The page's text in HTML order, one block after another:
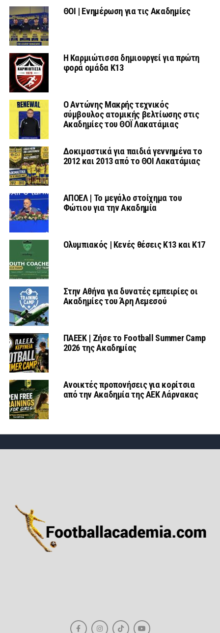
ΘΟΙ | Ενημέρωση για τις Ακαδημίες
Η Καρμιώτισσα δημιουργεί για πρώτη
φορά ομάδα Κ13
Ο Αντώνης Μακρής τεχνικός
σύμβουλος ατομικής βελτίωσης στις
Ακαδημίες του ΘΟΪ Λακατάμιας
Δοκιμαστικά για παιδιά γεννημένα το
2012 και 2013 από το ΘΟΙ Λακατάμιας
ΑΠΟΕΛ | Το μεγάλο στοίχημα του
Φώτιου για την Ακαδημία
Ολυμπιακός | Κενές θέσεις Κ13 και Κ17
Στην Αθήνα για δυνατές εμπειρίες οι
Ακαδημίες του Άρη Λεμεσού
ΠΑΕΕΚ | Ζήσε το Football Summer Camp
2026 της Ακαδημίας
Ανοικτές προπονήσεις για κορίτσια
από την Ακαδημία της ΑΕΚ Λάρνακας